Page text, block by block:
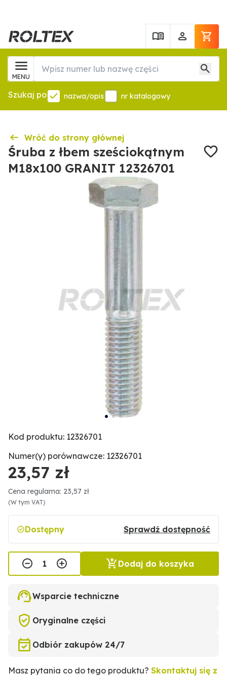
MENU
Szukaj po nazwa/opis nr katalogowy
Wróć do strony głównej
Śruba z łbem sześciokątnym
M18x100 GRANIT 12326701
Kod produktu: 12326701
Numer(y) porównawcze: 12326701
23,57 zł
Cena regularna: 23,57 zł
(W tym VAT)
Dostępny Sprawdź dostępność
Dodaj do koszyka
Wsparcie techniczne
Oryginalne części
Odbiór zakupów 24/7
Masz pytania co do tego produktu? Skontaktuj się z